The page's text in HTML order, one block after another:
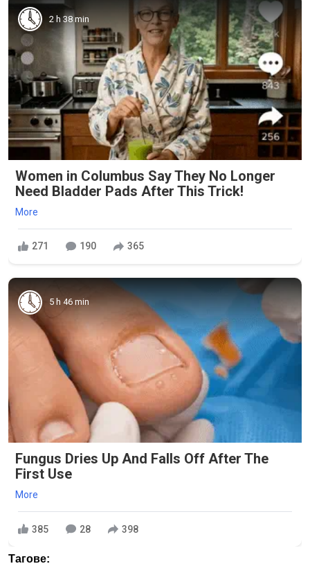
2 h 38 min
Women in Columbus Say They No Longer
Need Bladder Pads After This Trick!
More
271 190 365
5 h 46 min
Fungus Dries Up And Falls Off After The
First Use
More
385 28 398
Тагове: